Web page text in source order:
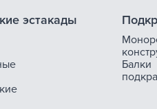
эстакады
Балки